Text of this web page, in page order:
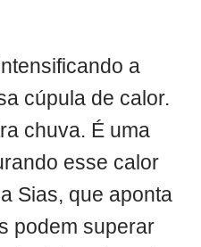
a
cúpula de calor.
chuva. É uma
esse calor
Sias, que aponta
podem superar